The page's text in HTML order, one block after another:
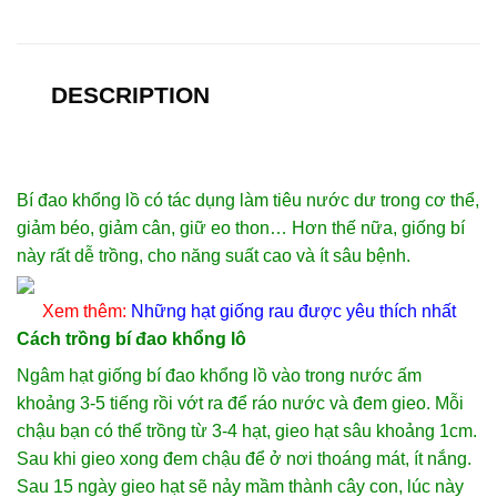
DESCRIPTION
Bí đao khổng lồ có tác dụng làm tiêu nước dư trong cơ thể,
giảm béo, giảm cân, giữ eo thon… Hơn thế nữa, giống bí
này rất dễ trồng, cho năng suất cao và ít sâu bệnh.
Xem thêm: Những hạt giống rau được yêu thích nhất
Cách trồng bí đao khổng lô
Ngâm hạt giống bí đao khổng lồ vào trong nước ấm
khoảng 3-5 tiếng rồi vớt ra để ráo nước và đem gieo. Mỗi
chậu bạn có thể trồng từ 3-4 hạt, gieo hạt sâu khoảng 1cm.
Sau khi gieo xong đem chậu để ở nơi thoáng mát, ít nắng.
Sau 15 ngày gieo hạt sẽ nảy mầm thành cây con, lúc này